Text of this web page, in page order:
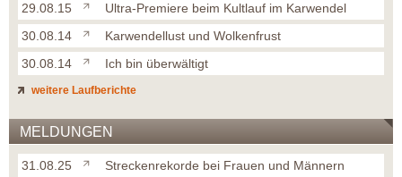
29.08.15
Ultra-Premiere beim Kultlauf im Karwendel
30.08.14
Karwendellust und Wolkenfrust
30.08.14
Ich bin überwältigt
weitere Laufberichte
MELDUNGEN
31.08.25
Streckenrekorde bei Frauen und Männern